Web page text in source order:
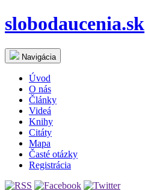
slobodaucenia.sk
Navigácia
Úvod
O nás
Články
Videá
Knihy
Citáty
Mapa
Časté otázky
Registrácia